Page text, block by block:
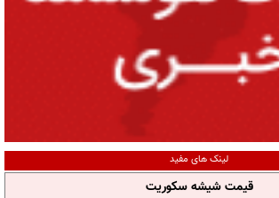
لینک های مفید
قیمت شیشه سکوریت